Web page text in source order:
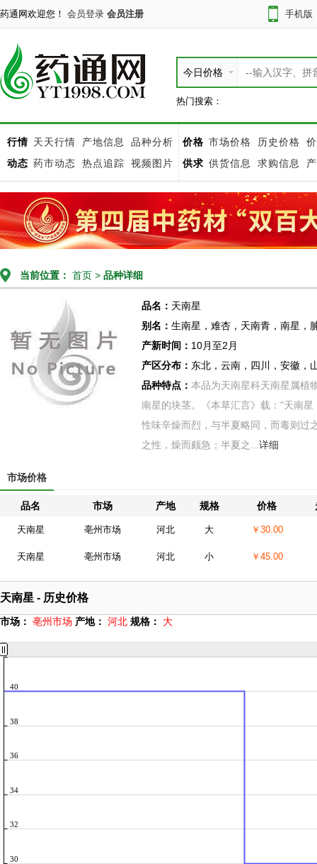
药通网欢迎您！ 会员登录 会员注册 手机版
今日价格
热门搜索：
行情 天天行情 产地信息
品种分析
动态 药市动态 热点追踪 视频图片
价格 市场价格 历史价格
供求 供货信息 求购信息
当前位置： 首页 > 品种详细
品名： 天南星
别名： 生南星，难杏，天南青，南星，
产新时间： 10月至2月
产区分布： 东北，云南，四川，安徽，
品种特点： 本品为天南星科天南星属植
南星的块茎。《本草汇言》载："天南
性味辛燥而烈，与半夏略同，而毒则过
之性，燥而颇急；半夏之... 详细
市场价格
品名 市场 产地 规格 价格
天南星 亳州市场 河北 大 ￥30.00
天南星 亳州市场 河北 小 ￥45.00
天南星 - 历史价格
市场： 亳州市场 产地： 河北 规格： 大
30
32
34
36
38
40